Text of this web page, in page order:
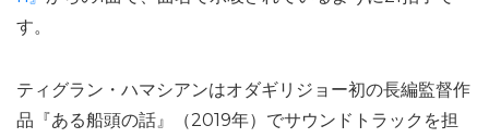
す。
ティグラン・ハマシアンはオダギリジョー初の長編監督作
品『ある船頭の話』（2019年）でサウンドトラックを担